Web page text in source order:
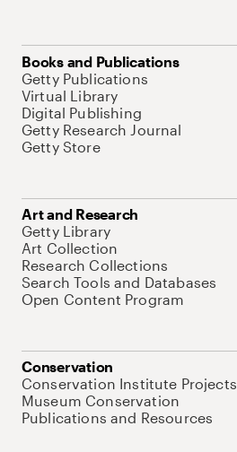
Books and Publications
Getty Publications
Virtual Library
Digital Publishing
Getty Research Journal
Getty Store
Art and Research
Getty Library
Art Collection
Research Collections
Search Tools and Databases
Open Content Program
Conservation
Conservation Institute Projects
Museum Conservation
Publications and Resources